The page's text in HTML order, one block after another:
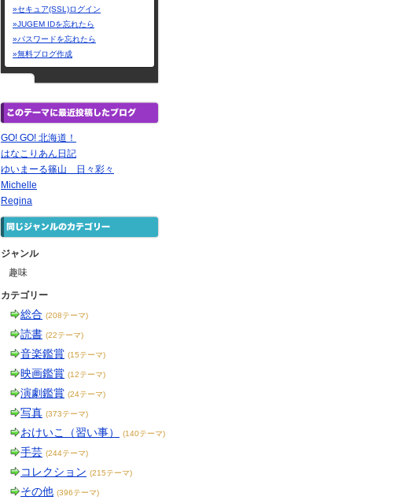
»セキュア(SSL)ログイン
»JUGEM IDを忘れたら
»パスワードを忘れたら
»無料ブログ作成
GO! GO! 北海道！
はなこりあん日記
ゆいまーる篠山 日々彩々
Michelle
Regina
ジャンル
趣味
カテゴリー
総合 (208テーマ)
読書 (22テーマ)
音楽鑑賞 (15テーマ)
映画鑑賞 (12テーマ)
演劇鑑賞 (24テーマ)
写真 (373テーマ)
おけいこ（習い事） (140テーマ)
手芸 (244テーマ)
コレクション (215テーマ)
その他 (396テーマ)